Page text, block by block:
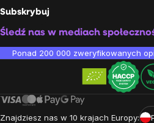
Subskrybuj
Śledź nas w mediach
Ponad 200 000 zweryfikowanych
Znajdziesz nas w 10 krajach Europy: